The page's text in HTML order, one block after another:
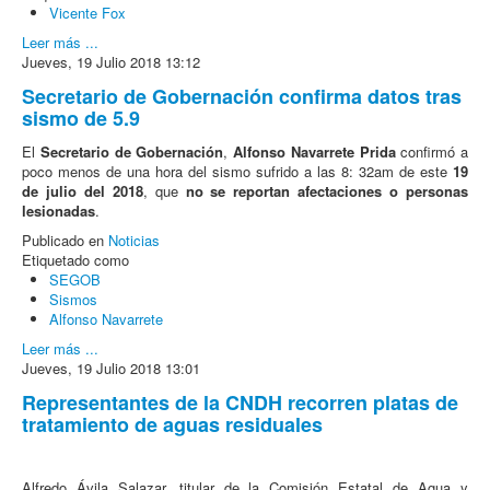
Vicente Fox
Leer más ...
Jueves, 19 Julio 2018 13:12
Secretario de Gobernación confirma datos tras
sismo de 5.9
El Secretario de Gobernación, Alfonso Navarrete Pridaconfirmó a
poco menos de una hora del sismo sufrido a las 8: 32am de este 19
de julio del 2018, que no se reportan afectaciones o personas
lesionadas.
Publicado en Noticias
Etiquetado como
SEGOB
Sismos
Alfonso Navarrete
Leer más ...
Jueves, 19 Julio 2018 13:01
Representantes de la CNDH recorren platas de
tratamiento de aguas residuales